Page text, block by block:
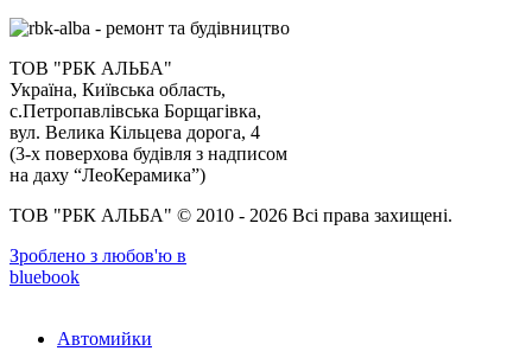
ТОВ "РБК АЛЬБА"
Україна, Київська область,
с.Петропавлівська Борщагівка,
вул. Велика Кільцева дорога, 4
(3-х поверхова будівля з надписом
на даху “ЛеоКерамика”)
ТОВ "РБК АЛЬБА" © 2010 - 2026 Всі права захищені.
Зроблено з любов'ю в
bluebook
Автомийки